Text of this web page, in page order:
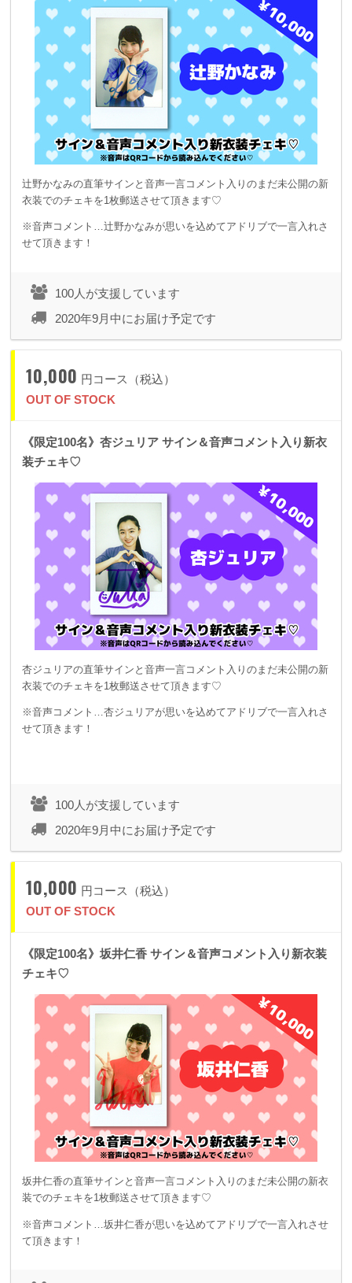
辻野かなみの直筆サインと音声一言コメント入りのまだ未公開の新
衣装でのチェキを1枚郵送させて頂きます♡
※音声コメント…辻野かなみが思いを込めてアドリブで一言入れさ
せて頂きます！
100人が支援しています
2020年9月中にお届け予定です
10,000 円コース（税込）
OUT OF STOCK
《限定100名》杏ジュリア サイン＆音声コメント入り新衣
装チェキ♡
杏ジュリアの直筆サインと音声一言コメント入りのまだ未公開の新
衣装でのチェキを1枚郵送させて頂きます♡
※音声コメント…杏ジュリアが思いを込めてアドリブで一言入れさ
せて頂きます！
100人が支援しています
2020年9月中にお届け予定です
10,000 円コース（税込）
OUT OF STOCK
《限定100名》坂井仁香 サイン＆音声コメント入り新衣装
チェキ♡
坂井仁香の直筆サインと音声一言コメント入りのまだ未公開の新衣
装でのチェキを1枚郵送させて頂きます♡
※音声コメント…坂井仁香が思いを込めてアドリブで一言入れさせ
て頂きます！